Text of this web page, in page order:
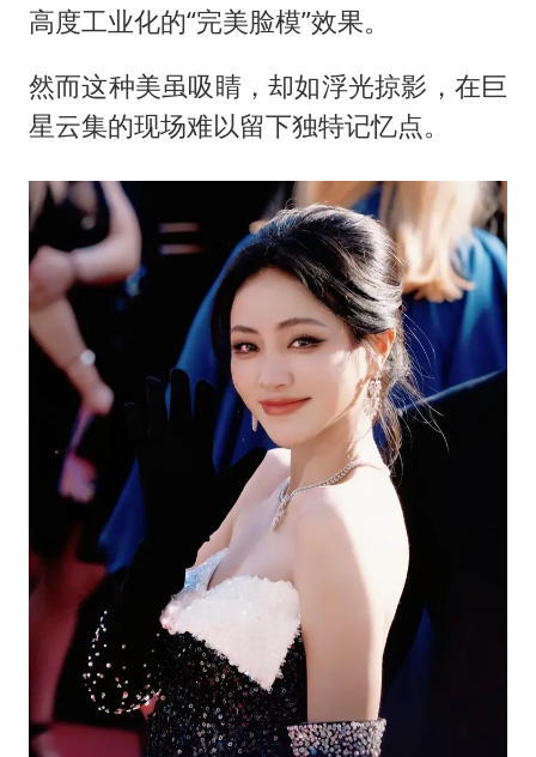
高度工业化的“完美脸模”效果。
然而这种美虽吸睛，却如浮光掠影，在巨
星云集的现场难以留下独特记忆点。